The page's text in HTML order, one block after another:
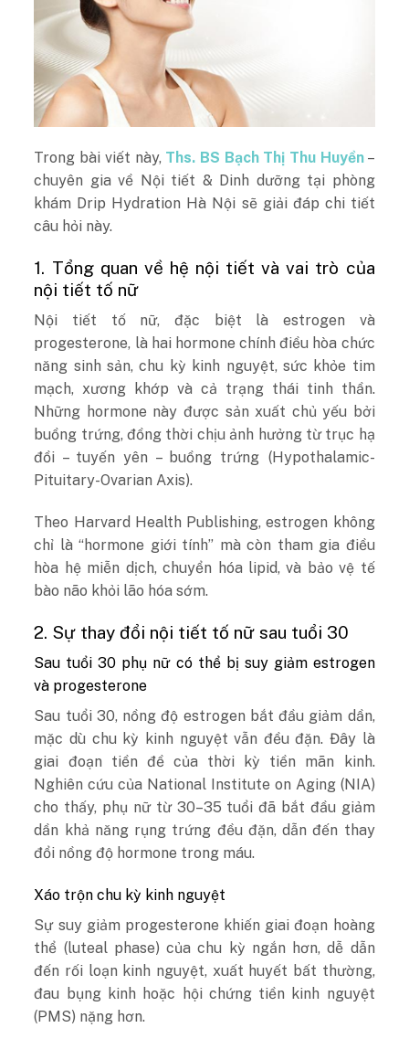
Trong bài viết này, Ths. BS Bạch Thị Thu Huyền–
chuyên gia về Nội tiết & Dinh dưỡng tại phòng
khám Drip Hydration Hà Nội sẽ giải đáp chi tiết
câu hỏi này.
1. Tổng quan về hệ nội tiết và vai trò của
nội tiết tố nữ
Nội tiết tố nữ, đặc biệt là estrogen và
progesterone, là hai hormone chính điều hòa chức
năng sinh sản, chu kỳ kinh nguyệt, sức khỏe tim
mạch, xương khớp và cả trạng thái tinh thần.
Những hormone này được sản xuất chủ yếu bởi
buồng trứng, đồng thời chịu ảnh hưởng từ trục hạ
đồi – tuyến yên – buồng trứng (Hypothalamic-
Pituitary-Ovarian Axis).
Theo Harvard Health Publishing, estrogen không
chỉ là “hormone giới tính” mà còn tham gia điều
hòa hệ miễn dịch, chuyển hóa lipid, và bảo vệ tế
bào não khỏi lão hóa sớm.
2. Sự thay đổi nội tiết tố nữ sau tuổi 30
Sau tuổi 30 phụ nữ có thể bị suy giảm estrogen
và progesterone
Sau tuổi 30, nồng độ estrogen bắt đầu giảm dần,
mặc dù chu kỳ kinh nguyệt vẫn đều đặn. Đây là
giai đoạn tiền đề của thời kỳ tiền mãn kinh.
Nghiên cứu của National Institute on Aging (NIA)
cho thấy, phụ nữ từ 30–35 tuổi đã bắt đầu giảm
dần khả năng rụng trứng đều đặn, dẫn đến thay
đổi nồng độ hormone trong máu.
Xáo trộn chu kỳ kinh nguyệt
Sự suy giảm progesterone khiến giai đoạn hoàng
thể (luteal phase) của chu kỳ ngắn hơn, dễ dẫn
đến rối loạn kinh nguyệt, xuất huyết bất thường,
đau bụng kinh hoặc hội chứng tiền kinh nguyệt
(PMS) nặng hơn.